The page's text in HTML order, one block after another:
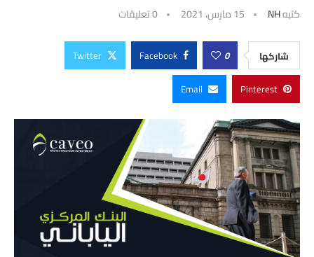
كتبهNH 15 مارس، 2021 0 تعليقات
شاركها 0
Facebook
Twitter
Pinterest
Email